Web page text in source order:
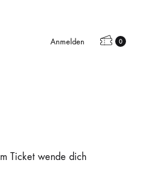
Anmelden 0
Ticket wende dich